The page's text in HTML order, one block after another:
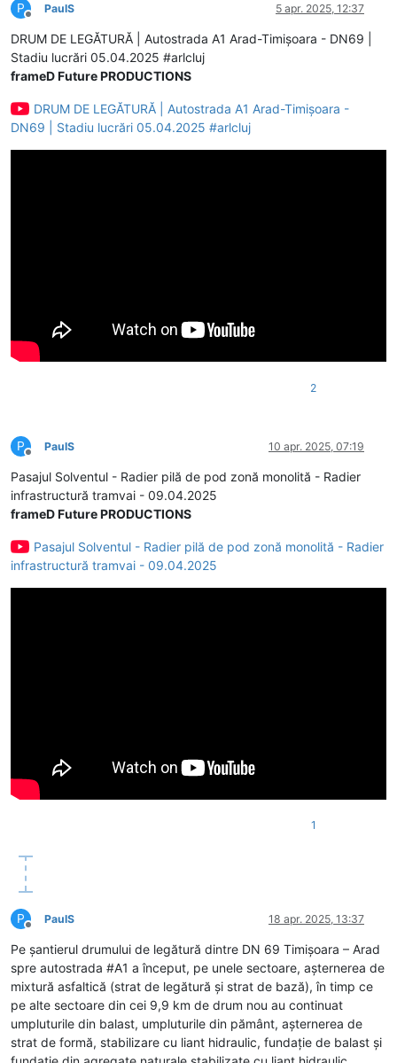
P
Deconectat
PaulS 5 apr. 2025, 12:37
DRUM DE LEGĂTURĂ | Autostrada A1 Arad-Timișoara - DN69 |
Stadiu lucrări 05.04.2025 #arlcluj
frameD Future PRODUCTIONS
DRUM DE LEGĂTURĂ | Autostrada A1 Arad-Timișoara -
DN69 | Stadiu lucrări 05.04.2025 #arlcluj
2
P
Deconectat
PaulS 10 apr. 2025, 07:19
Pasajul Solventul - Radier pilă de pod zonă monolită - Radier
infrastructură tramvai - 09.04.2025
frameD Future PRODUCTIONS
Pasajul Solventul - Radier pilă de pod zonă monolită - Radier
infrastructură tramvai - 09.04.2025
1
P
Deconectat
PaulS 18 apr. 2025, 13:37
Pe șantierul drumului de legătură dintre DN 69 Timișoara – Arad
spre autostrada #A1 a început, pe unele sectoare, așternerea de
mixtură asfaltică (strat de legătură și strat de bază), în timp ce
pe alte sectoare din cei 9,9 km de drum nou au continuat
umpluturile din balast, umpluturile din pământ, așternerea de
strat de formă, stabilizare cu liant hidraulic, fundație de balast și